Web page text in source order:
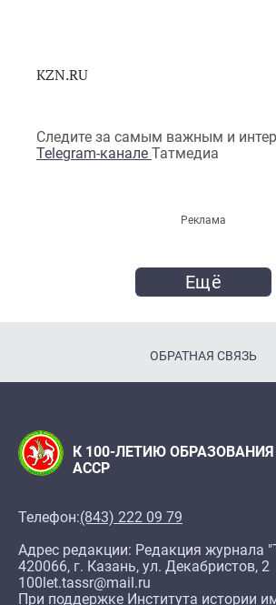
KZN.RU
Следите за самым важным и
Telegram-канале Татмедиа
Реклама
Ещё
ОБРАТНАЯ СВЯЗЬ
К 100-ЛЕТИЮ
АССР
Телефон:(843) 222 09 79
Адрес редакции: Редакция журнала
420066, г. Казань, ул. Декабристов, 2
100let.tassr@mail.ru
При поддержке Института истории